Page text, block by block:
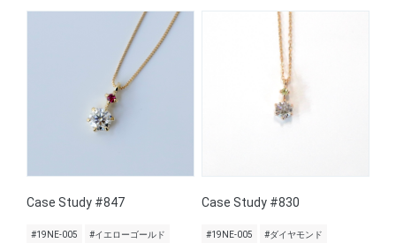
Case Study #847
#19NE-005 #イエローゴールド
Case Study #830
#19NE-005 #ダイヤモンド